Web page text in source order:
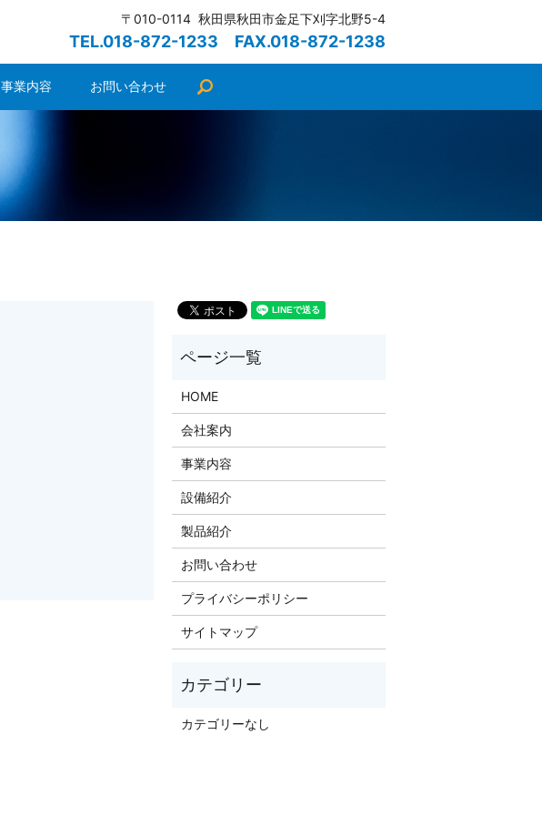
〒010-0114 秋田県秋田市金足下刈字北野5-4
TEL.018-872-1233 FAX.018-872-1238
事業内容 お問い合わせ search
HOME
会社案内
事業内容
設備紹介
製品紹介
お問い合わせ
プライバシーポリシー
サイトマップ
カテゴリーなし